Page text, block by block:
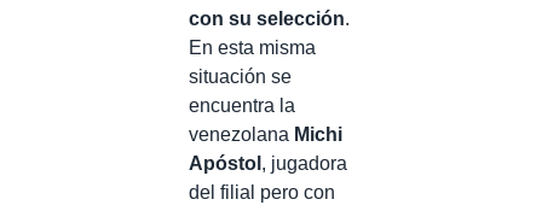
con su selección.
En esta misma
situación se
encuentra la
venezolana Michi
Apóstol , jugadora
del filial pero con